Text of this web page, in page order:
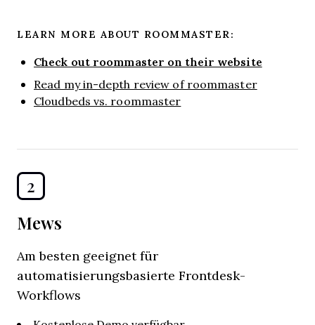
LEARN MORE ABOUT ROOMMASTER:
Check out roommaster on their website
Read my in-depth review of roommaster
Cloudbeds vs. roommaster
2
Mews
Am besten geeignet für
automatisierungsbasierte Frontdesk-
Workflows